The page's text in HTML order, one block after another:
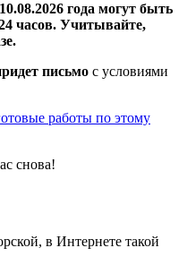
года могут быть
часов. Учитывайте,
письмо с условиями
работы по этому
снова!
в Интернете такой